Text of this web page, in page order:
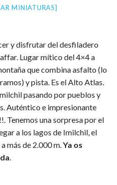
MINIATURAS]
y disfrutar del desfiladero
Lugar mítico del 4×4 a
que combina asfalto (lo
y pista. Es el Alto Atlas.
pasando por pueblos y
Auténtico e impresionante
Tenemos una sorpresa por el
a los lagos de Imilchil, el
más de 2.000 m.Ya os
.